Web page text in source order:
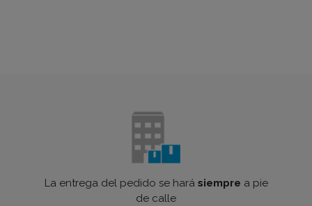
La entrega del pedido se hará siempre a pie
de calle